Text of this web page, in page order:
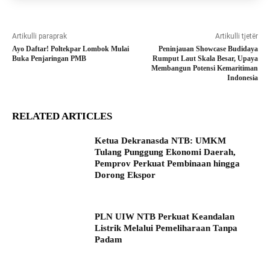
Artikulli paraprak
Ayo Daftar! Poltekpar Lombok Mulai
Buka Penjaringan PMB
Artikulli tjetër
Peninjauan Showcase Budidaya
Rumput Laut Skala Besar, Upaya
Membangun Potensi Kemaritiman
Indonesia
RELATED ARTICLES
Ketua Dekranasda NTB: UMKM
Tulang Punggung Ekonomi Daerah,
Pemprov Perkuat Pembinaan hingga
Dorong Ekspor
PLN UIW NTB Perkuat Keandalan
Listrik Melalui Pemeliharaan Tanpa
Padam